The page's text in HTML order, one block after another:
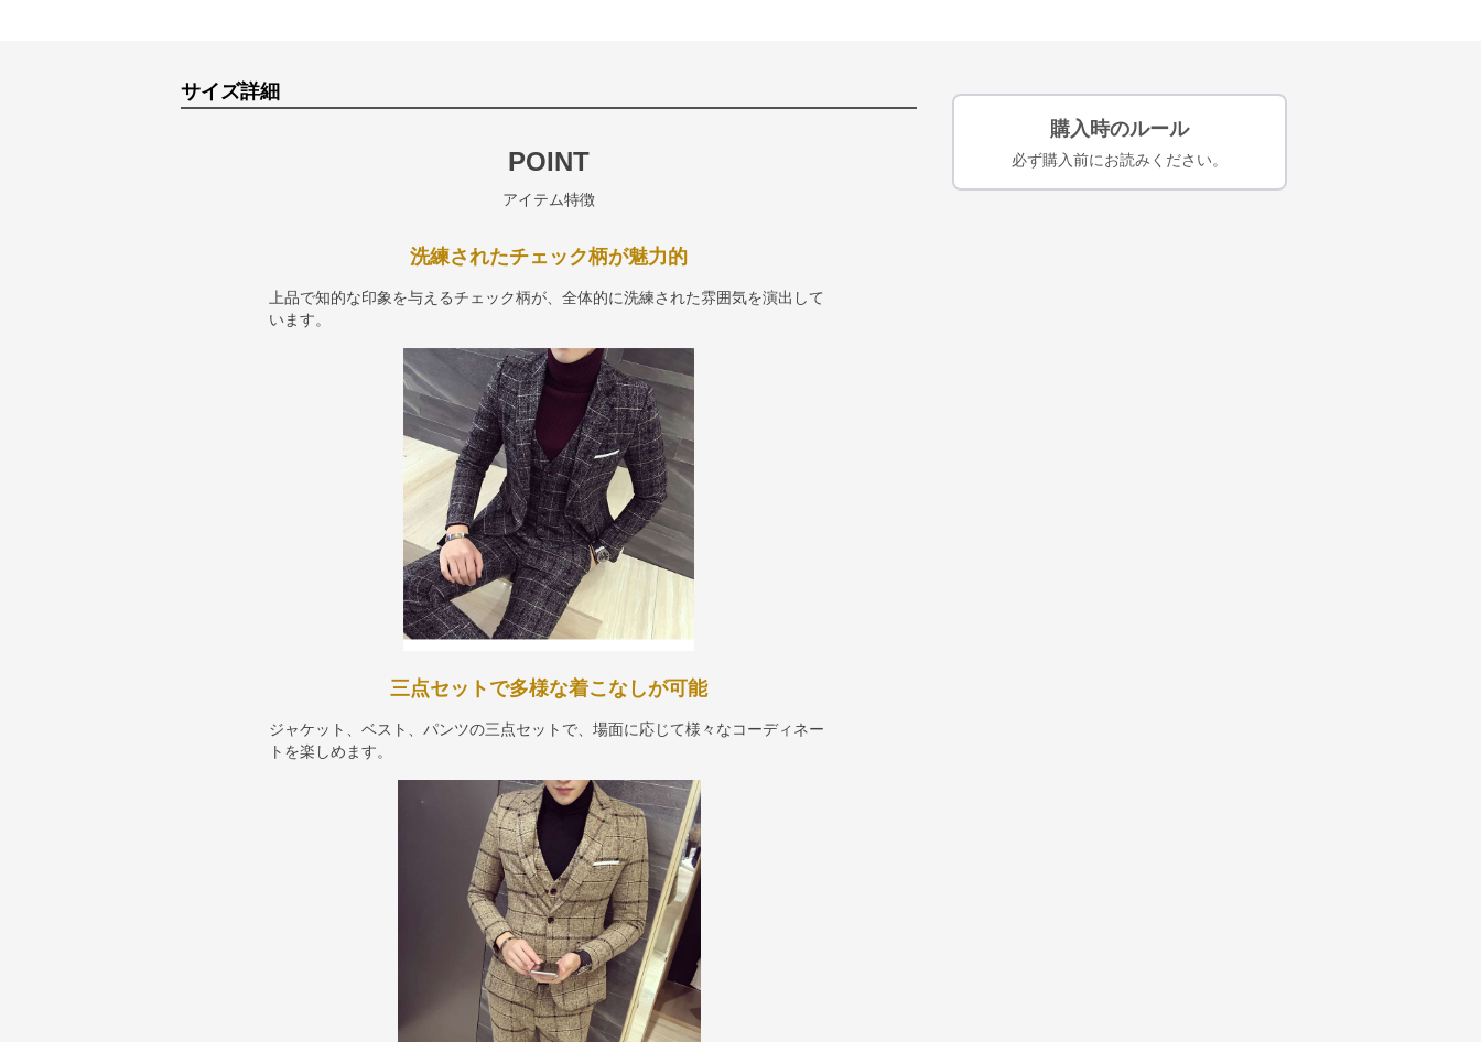
サイズ詳細
POINT
アイテム特徴
洗練されたチェック柄が魅力的
上品で知的な印象を与えるチェック柄が、全体的に洗練された雰囲気を演出して
います。
三点セットで多様な着こなしが可能
ジャケット、ベスト、パンツの三点セットで、場面に応じて様々なコーディネー
トを楽しめます。
購入時のルール
必ず購入前にお読みください。